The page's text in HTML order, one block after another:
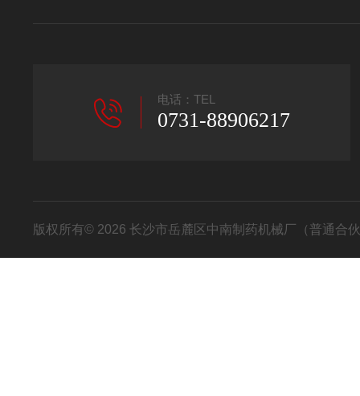
电话：TEL
0731-88906217
版权所有© 2026 长沙市岳麓区中南制药机械厂（普通